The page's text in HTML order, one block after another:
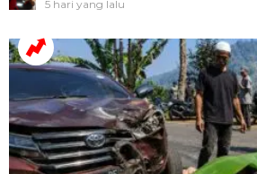
5 hari yang lalu